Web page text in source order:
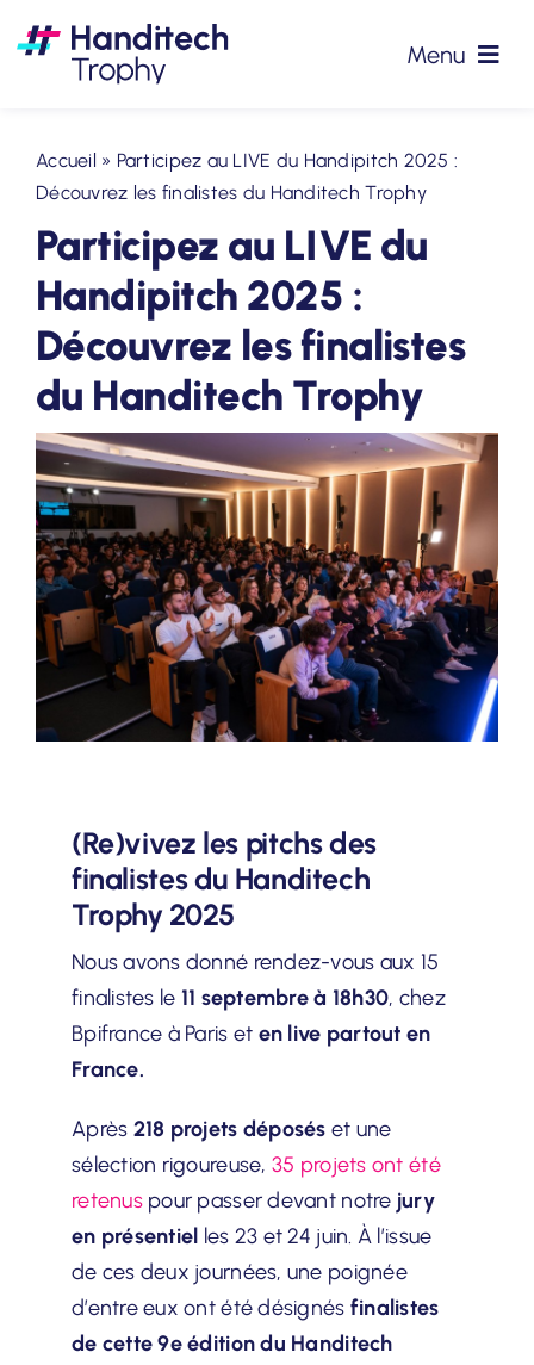
au
Menu
Partenaires
Précédentes éditions
Podcasts
Actualités
Contact
Accueil » Participez au LIVE du Handipitch 2025 :
Découvrez les finalistes du Handitech Trophy
Participez au LIVE du
Handipitch 2025 :
Découvrez les finalistes
du Handitech Trophy
(Re)vivez les pitchs des
finalistes du Handitech
Trophy 2025
Nous avons donné rendez-vous aux 15
finalistes le 11 septembre à 18h30, chez
Bpifrance à Paris et en live partout en
France.
Après 218 projets déposés et une
sélection rigoureuse, 35 projets ont été
retenuspour passer devant notre jury
en présentiel les 23 et 24 juin. À l’issue
de ces deux journées, une poignée
d’entre eux ont été désignés finalistes
de cette 9e édition du Handitech